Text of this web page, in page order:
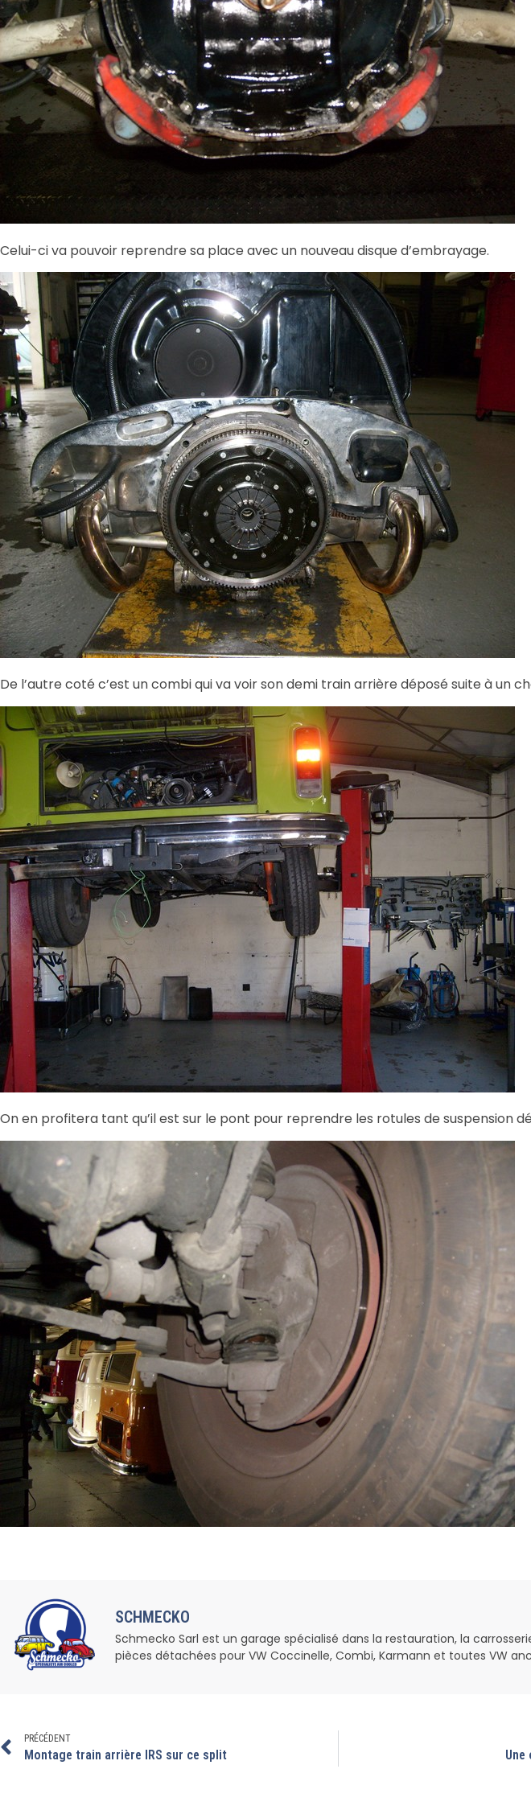
Celui-ci va pouvoir reprendre sa place avec un nouveau disque d’embrayage.
De l’autre coté c’est un combi qui va voir son demi train arrière déposé suite à un
On en profitera tant qu’il est sur le pont pour reprendre les rotules de suspension
SCHMECKO
Schmecko Sarl est un garage spécialisé dans la restauration, la
pièces détachées pour VW Coccinelle, Combi, Karmann et toutes VW
PRÉCÉDENT
Montage train arrière IRS sur ce split Une